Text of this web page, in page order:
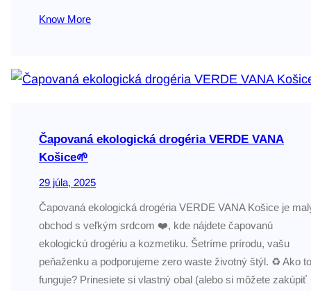
Know More
Čapovaná ekologická drogéria VERDE VANA
Košice🌱
29 júla, 2025
Čapovaná ekologická drogéria VERDE VANA Košice je
obchod s veľkým srdcom ❤️, kde nájdete čapovanú
ekologickú drogériu a kozmetiku. Šetríme prírodu, vašu
peňaženku a podporujeme zero waste životný štýl. ♻️ Ako to
funguje? Prinesiete si vlastný obal (alebo si môžete zakúpiť